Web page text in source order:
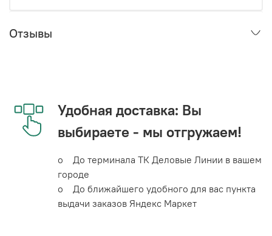
Отзывы
Удобная доставка: Вы
выбираете - мы отгружаем!
o До терминала ТК Деловые Линии в вашем
городе
o До ближайшего удобного для вас пункта
выдачи заказов Яндекс Маркет